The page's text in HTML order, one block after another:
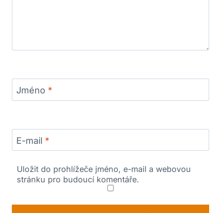
Jméno *
E-mail *
Uložit do prohlížeče jméno, e-mail a webovou
stránku pro budoucí komentáře.